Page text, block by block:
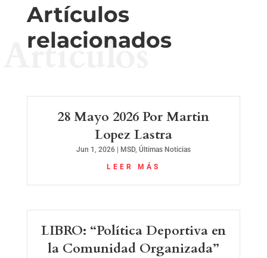
Artículos
relacionados
Artículos
28 Mayo 2026 Por Martin
Lopez Lastra
Jun 1, 2026| MSD, Últimas Noticias
LEER MÁS
LIBRO: “Política Deportiva en
la Comunidad Organizada”